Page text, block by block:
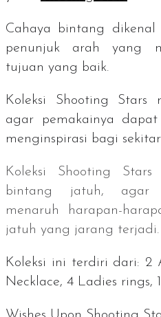
Cahaya bintang dikenal
penunjuk arah yang
tujuan yang baik.
Koleksi Shooting Stars
agar pemakainya
menginspirasi bagi
Koleksi Shooting
bintang jatuh, agar
menaruh harapan-
jatuh yang jarang terjadi.
Koleksi ini terdiri dari: 2
Necklace, 4 Ladies rings, 1